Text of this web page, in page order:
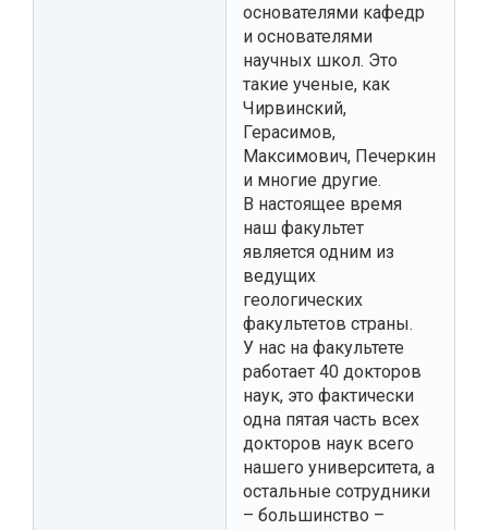
основателями кафедр
и основателями
научных школ. Это
такие ученые, как
Чирвинский,
Герасимов,
Максимович, Печеркин
и многие другие.
В настоящее время
наш факультет
является одним из
ведущих
геологических
факультетов страны.
У нас на факультете
работает 40 докторов
наук, это фактически
одна пятая часть всех
докторов наук всего
нашего университета, а
остальные сотрудники
– большинство –